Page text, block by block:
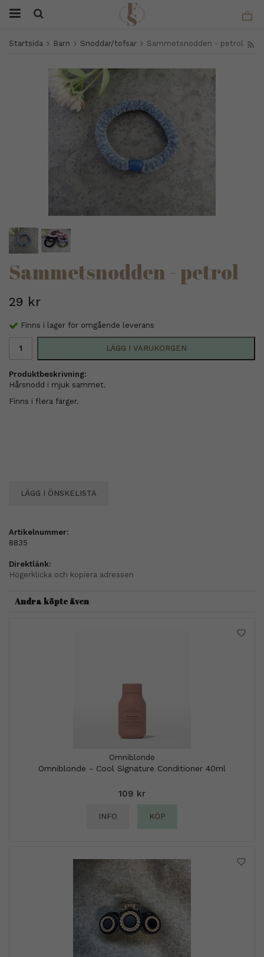
Startsida Barn Snoddar/tofsar Sammetsnodden - petrol
Sammetsnodden - petrol
29 kr
Finns i lager för omgående leverans
LÄGG I VARUKORGEN
Produktbeskrivning:
Hårsnodd i mjuk sammet.
Finns i flera färger.
LÄGG I ÖNSKELISTA
Artikelnummer:
8835
Direktlänk:
Högerklicka och kopiera adressen
Andra köpte även
Omniblonde
Omniblonde - Cool Signature Conditioner 40ml
109 kr
INFO KÖP